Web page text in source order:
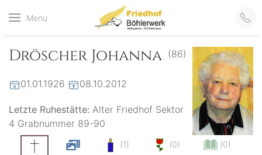
Menu
Friedhof
der virtuelle Friedhof
Dröscher Johanna (86)
01.01.1926 08.10.2012
Letzte Ruhestätte: Alter Friedhof Sektor
4 Grabnummer 89-90
(1) (0) (0)